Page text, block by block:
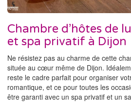
Chambre d’hôtes de
et spa privatif à Dijon
Ne résistez pas au charme de cette
située au cœur même de Dijon.
reste le cadre parfait pour organiser
romantique, et ce pour toutes les
être garanti avec un spa privatif et un